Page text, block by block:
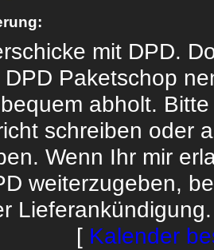
mit DPD.
DPD Paketschop
abholt.
schreiben oder
Wenn Ihr mir
weiterzugeben,
Lieferankündigung.
[ Kalender